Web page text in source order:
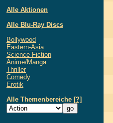
Alle Aktionen
Alle Blu-Ray Discs
Bollywood
Eastern-Asia
Science Fiction
Anime/Manga
Thriller
Comedy
Erotik
Alle Themenbereiche [?]